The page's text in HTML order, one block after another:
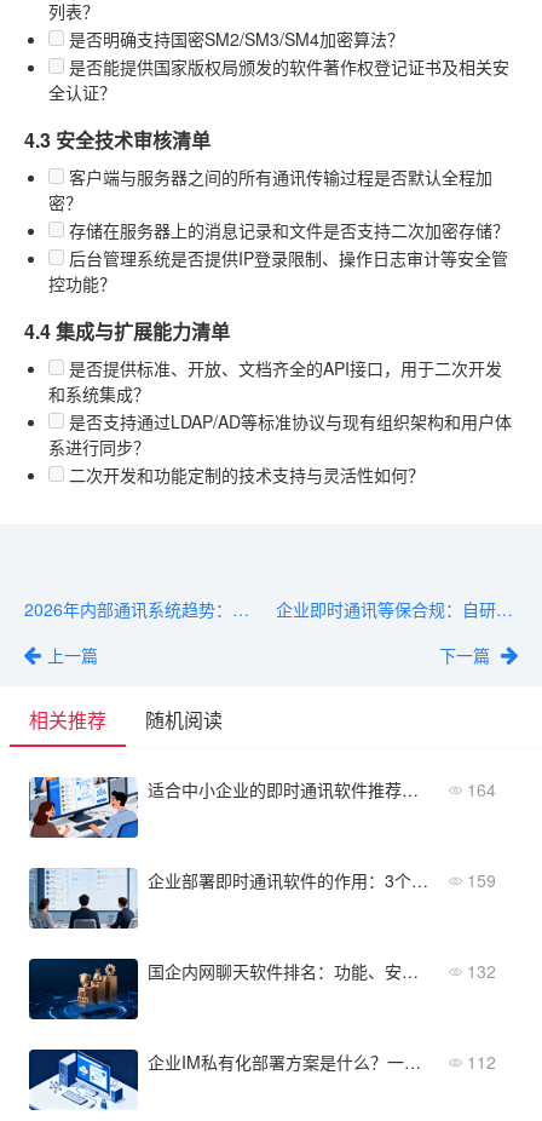
列表？
是否明确支持国密SM2/SM3/SM4加密算法？
是否能提供国家版权局颁发的软件著作权登记证书及相关安
全认证？
4.3 安全技术审核清单
客户端与服务器之间的所有通讯传输过程是否默认全程加
密？
存储在服务器上的消息记录和文件是否支持二次加密存储？
后台管理系统是否提供IP登录限制、操作日志审计等安全管
控功能？
4.4 集成与扩展能力清单
是否提供标准、开放、文档齐全的API接口，用于二次开发
和系统集成？
是否支持通过LDAP/AD等标准协议与现有组织架构和用户体
系进行同步？
二次开发和功能定制的技术支持与灵活性如何？
2026年内部通讯系统趋势：国产替代与端到端加密盘点
上一篇
企业即时通讯等保合规：自研还是采购第三方？成本与周期对比
下一篇
相关推荐 随机阅读
适合中小企业的即时通讯软件推荐：高性价比+易用性 164
企业部署即时通讯软件的作用：3个真实案例告诉你值不值 159
国企内网聊天软件排名：功能、安全与成本对比 132
企业IM私有化部署方案是什么？一文讲清定义、架构与适用场景 112